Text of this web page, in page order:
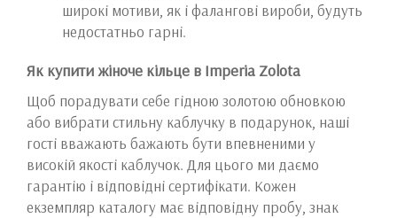
широкі мотиви, як і фалангові вироби, будуть
недостатньо гарні.
Як купити жіноче кільце в Imperia Zolota
Щоб порадувати себе гідною золотою обновкою
або вибрати стильну каблучку в подарунок, наші
гості вважають бажають бути впевненими у
високій якості каблучок. Для цього ми даємо
гарантію і відповідні сертифікати. Кожен
екземпляр каталогу має відповідну пробу, знак